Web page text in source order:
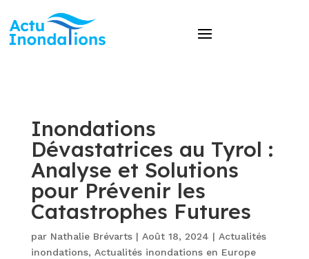
Inondations
Dévastatrices au Tyrol :
Analyse et Solutions
pour Prévenir les
Catastrophes Futures
par Nathalie Brévarts| Août 18, 2024 | Actualités
inondations, Actualités inondations en Europe